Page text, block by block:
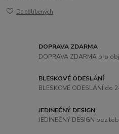
Do oblíbených
DOPRAVA ZDARMA
DOPRAVA ZDARMA pro
BLESKOVÉ ODESLÁNÍ
BLESKOVÉ ODESLÁNÍ do
JEDINEČNÝ DESIGN
JEDINEČNÝ DESIGN bez